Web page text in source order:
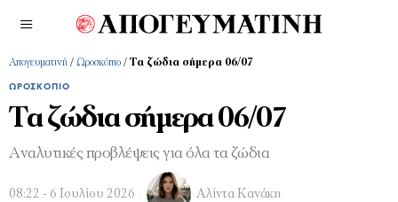
Απογευματινή / Ωροσκόπιο / Τα ζώδια σήμερα 06/07
ΩΡΟΣΚΌΠΙΟ
Τα ζώδια σήμερα 06/07
Αναλυτικές προβλέψεις για όλα τα ζώδια
08:22 - 6 Ιουλίου 2026 Αλίντα Κανάκη